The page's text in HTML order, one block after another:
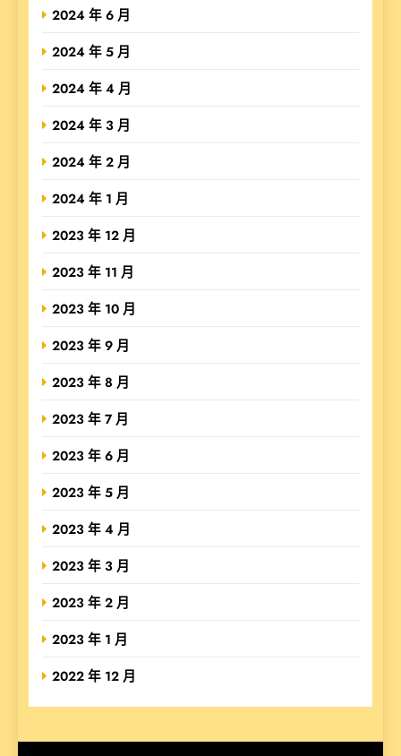
2024 年 6 月
2024 年 5 月
2024 年 4 月
2024 年 3 月
2024 年 2 月
2024 年 1 月
2023 年 12 月
2023 年 11 月
2023 年 10 月
2023 年 9 月
2023 年 8 月
2023 年 7 月
2023 年 6 月
2023 年 5 月
2023 年 4 月
2023 年 3 月
2023 年 2 月
2023 年 1 月
2022 年 12 月